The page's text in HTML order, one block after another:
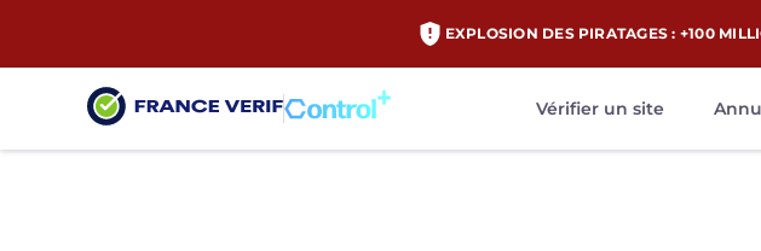
EXPLOSION DES PIRATAGES : +100
Vérifier un site